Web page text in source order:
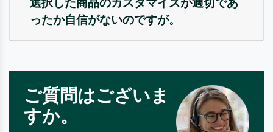
選択した商品のカスタマイズが適切であ
ったか自信がないのですが。
ご質問はございま
すか。